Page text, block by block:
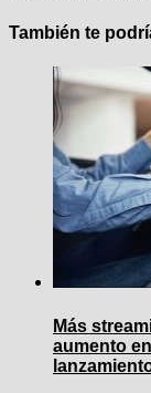
También te
Más
aumento